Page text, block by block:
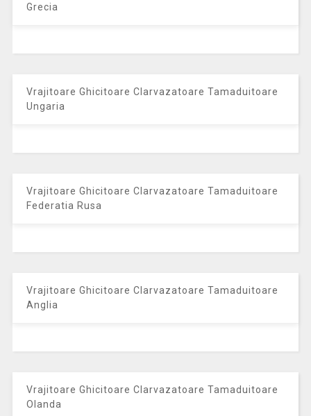
Grecia
Vrajitoare Ghicitoare Clarvazatoare Tamaduitoare
Ungaria
Vrajitoare Ghicitoare Clarvazatoare Tamaduitoare
Federatia Rusa
Vrajitoare Ghicitoare Clarvazatoare Tamaduitoare
Anglia
Vrajitoare Ghicitoare Clarvazatoare Tamaduitoare
Olanda